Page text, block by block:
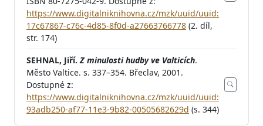
https://www.digitalniknihovna.cz/mzk/uuid/uuid:
17c67867-c76c-4d85-8f0d-a27663766778 (2. díl,
str. 174)
SEHNAL, Jiří.Z minulosti hudby ve Valticích.
Město Valtice. s. 337–354. Břeclav, 2001.
Dostupné z:
https://www.digitalniknihovna.cz/mzk/uuid/uuid:
93adb250-af77-11e3-9b82-00505682629d (s. 344)